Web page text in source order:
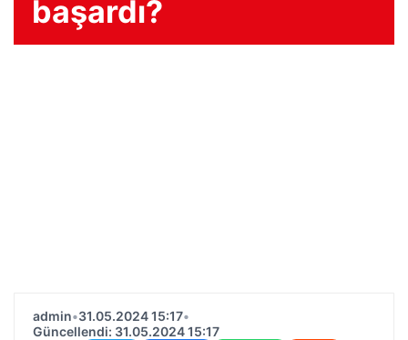
başardı?
admin•31.05.2024 15:17•
Güncellendi: 31.05.2024 15:17